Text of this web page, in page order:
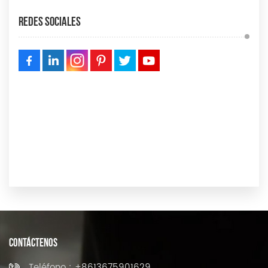
Redes Sociales
CONTÁCTENOS